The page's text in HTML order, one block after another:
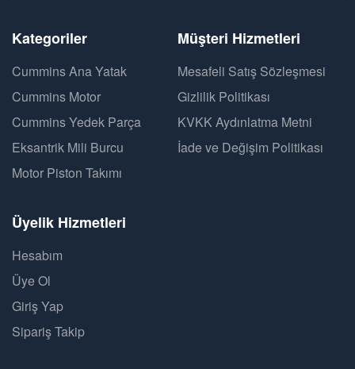
Kategoriler
Cummins Ana Yatak
Cummins Motor
Cummins Yedek Parça
Eksantrik Mili Burcu
Motor Piston Takımı
Müşteri Hizmetleri
Mesafeli Satış Sözleşmesi
Gizlilik Politikası
KVKK Aydınlatma Metni
İade ve Değişim Politikası
Üyelik Hizmetleri
Hesabım
Üye Ol
Giriş Yap
Sipariş Takip